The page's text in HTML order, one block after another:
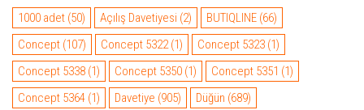
1000 adet (50) Açılış Davetiyesi (2) BUTIQLINE (66)
Concept (107) Concept 5322(1) Concept 5323 (1)
Concept 5338 (1) Concept 5350 (1) Concept 5351 (1)
Concept 5364 (1) Davetiye (905) Düğün (689)